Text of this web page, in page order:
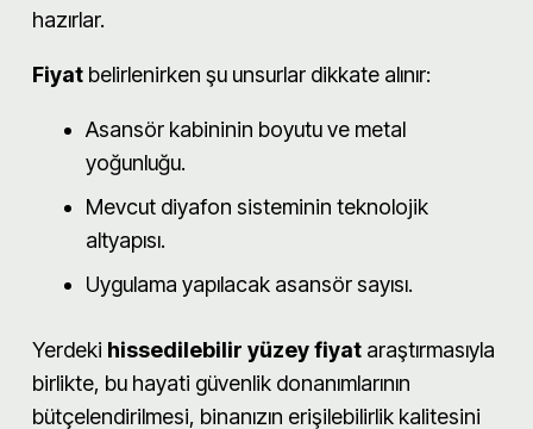
hazırlar.
Fiyat belirlenirken şu unsurlar dikkate alınır:
Asansör kabininin boyutu ve metal
yoğunluğu.
Mevcut diyafon sisteminin teknolojik
altyapısı.
Uygulama yapılacak asansör sayısı.
Yerdeki hissedilebilir yüzey fiyat araştırmasıyla
birlikte, bu hayati güvenlik donanımlarının
bütçelendirilmesi, binanızın erişilebilirlik kalitesini